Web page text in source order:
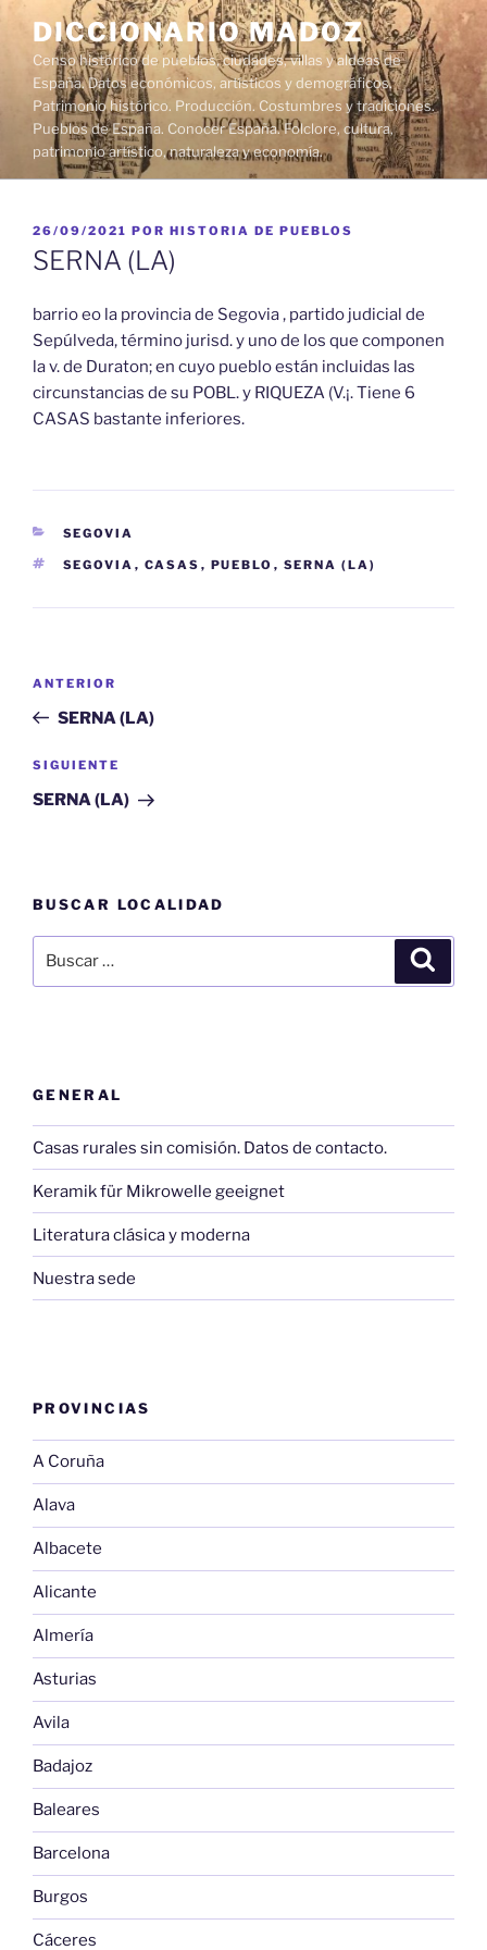
contenido
DICCIONARIO MADOZ
Censo histórico de pueblos, ciudades, villas y aldeas de
España. Datos económicos, artísticos y demográficos.
Patrimonio histórico. Producción. Costumbres y tradiciones.
Pueblos de España. Conocer España. Folclore, cultura,
patrimonio artístico, naturaleza y economía.
PUBLICADO
EL
26/09/2021 POR HISTORIA DE PUEBLOS
SERNA (LA)
barrio eo la provincia de Segovia , partido judicial de
Sepúlveda, término jurisd. y uno de los que componen
la v. de Duraton; en cuyo pueblo están incluidas las
circunstancias de su POBL. y RIQUEZA (V.¡. Tiene 6
CASAS bastante inferiores.
CATEGORÍAS
SEGOVIA
ETIQUETAS
SEGOVIA , CASAS , PUEBLO , SERNA (LA)
entradas
Entrada
anterior:
ANTERIOR
SERNA (LA)
Siguiente
entrada
SIGUIENTE
SERNA (LA)
BUSCAR LOCALIDAD
por:
GENERAL
Casas rurales sin comisión. Datos de contacto.
Keramik für Mikrowelle geeignet
Literatura clásica y moderna
Nuestra sede
PROVINCIAS
A Coruña
Alava
Albacete
Alicante
Almería
Asturias
Avila
Badajoz
Baleares
Barcelona
Burgos
Cáceres